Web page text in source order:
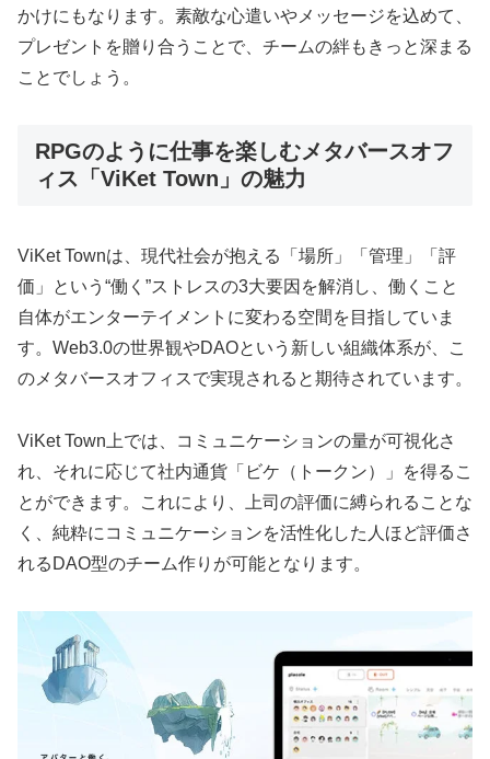
かけにもなります。素敵な心遣いやメッセージを込めて、
プレゼントを贈り合うことで、チームの絆もきっと深まる
ことでしょう。
RPGのように仕事を楽しむメタバースオフ
ィス「ViKet Town」の魅力
ViKet Townは、現代社会が抱える「場所」「管理」「評
価」という“働く”ストレスの3大要因を解消し、働くこと
自体がエンターテイメントに変わる空間を目指していま
す。Web3.0の世界観やDAOという新しい組織体系が、こ
のメタバースオフィスで実現されると期待されています。
ViKet Town上では、コミュニケーションの量が可視化さ
れ、それに応じて社内通貨「ビケ（トークン）」を得るこ
とができます。これにより、上司の評価に縛られることな
く、純粋にコミュニケーションを活性化した人ほど評価さ
れるDAO型のチーム作りが可能となります。